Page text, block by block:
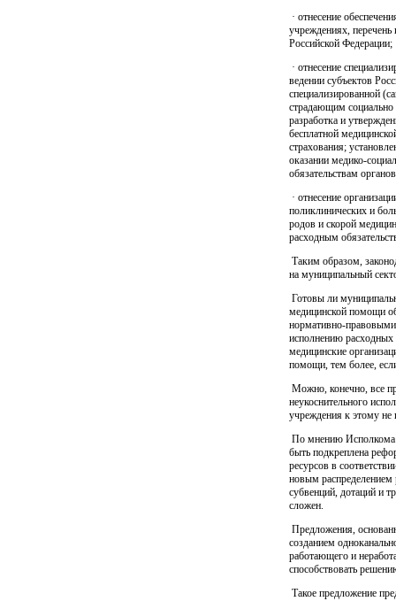
· отнесение
учреждениях,
Российской Федерации;
· отнесение
ведении субъектов
специализированной
страдающим
разработка и
бесплатной
страхования;
оказании медико-
обязательствам
· отнесение
поликлинических и
родов и скорой
расходным
Таким образом,
на муниципальный
Готовы ли
медицинской помощи
нормативно-
исполнению расходных
медицинские
помощи, тем более,
Можно, конечно, все
неукоснительного
учреждения к этому не
По мнению Исполкома
быть подкреплена
ресурсов в
новым распределением
субвенций, дотаций и
сложен.
Предложения,
созданием
работающего и
способствовать
Такое предложение